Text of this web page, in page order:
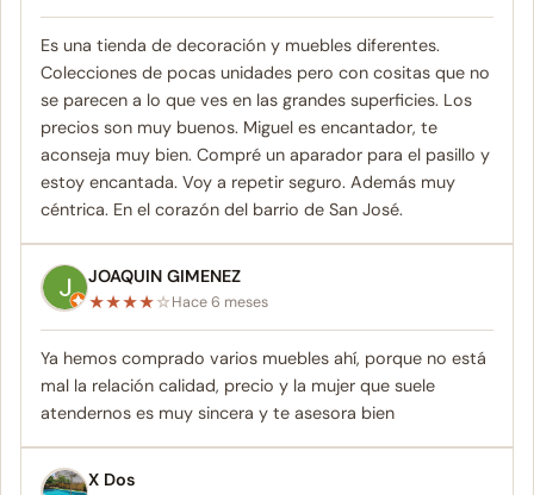
Es una tienda de decoración y muebles diferentes.
Colecciones de pocas unidades pero con cositas que no
se parecen a lo que ves en las grandes superficies. Los
precios son muy buenos. Miguel es encantador, te
aconseja muy bien. Compré un aparador para el pasillo y
estoy encantada. Voy a repetir seguro. Además muy
céntrica. En el corazón del barrio de San José.
JOAQUIN GIMENEZ
★★★★☆Hace 6 meses
Ya hemos comprado varios muebles ahí, porque no está
mal la relación calidad, precio y la mujer que suele
atendernos es muy sincera y te asesora bien
X Dos